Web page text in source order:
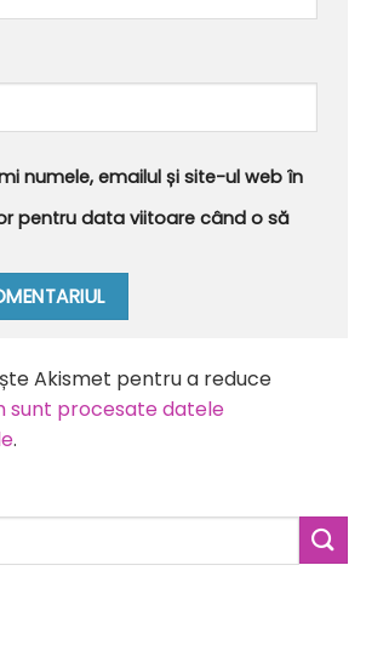
numele, emailul și site-ul web în
pentru data viitoare când o să
Akismet pentru a reduce
sunt procesate datele
.